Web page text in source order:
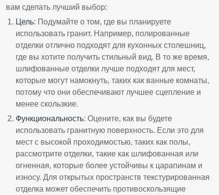
вам сделать лучший выбор:
Цель: Подумайте о том, где вы планируете
использовать гранит. Например, полированные
отделки отлично подходят для кухонных столешниц,
где вы хотите получить стильный вид. В то же время,
шлифованные отделки лучше подходят для мест,
которые могут намокнуть, таких как ванные комнаты,
потому что они обеспечивают лучшее сцепление и
менее скользкие.
Функциональность: Оцените, как вы будете
использовать гранитную поверхность. Если это для
мест с высокой проходимостью, таких как полы,
рассмотрите отделки, такие как шлифованная или
огненная, которые более устойчивы к царапинам и
износу. Для открытых пространств текстурированная
отделка может обеспечить противоскользящие